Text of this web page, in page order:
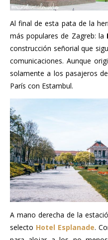
Al final de esta pata de la
más populares de Zagreb: la
construcción señorial que
comunicaciones. Aunque
solamente a los pasajeros
París con Estambul.
A mano derecha de la
selecto Hotel Esplanade.